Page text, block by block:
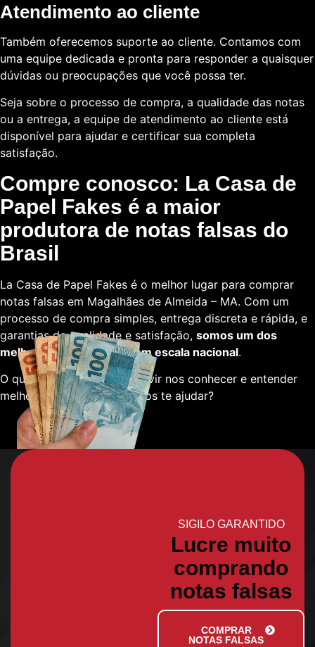
Atendimento ao cliente
Também oferecemos suporte ao cliente. Contamos com
uma equipe dedicada e pronta para responder a quaisquer
dúvidas ou preocupações que você possa ter.
Seja sobre o processo de compra, a qualidade das notas
ou a entrega, a equipe de atendimento ao cliente está
disponível para ajudar e certificar sua completa
satisfação.
Compre conosco: La Casa de
Papel Fakes é a maior
produtora de notas falsas do
Brasil
La Casa de Papel Fakes é o melhor lugar para comprar
notas falsas em Magalhães de Almeida – MA. Com um
processo de compra simples, entrega discreta e rápida, e
garantias de qualidade e satisfação, somos um dos
melhores fornecedores em escala nacional.
O que está esperando para vir nos conhecer e entender
melhor sobre como podemos te ajudar?
SIGILO GARANTIDO
Lucre muito
comprando
notas falsas
COMPRAR
NOTAS FALSAS